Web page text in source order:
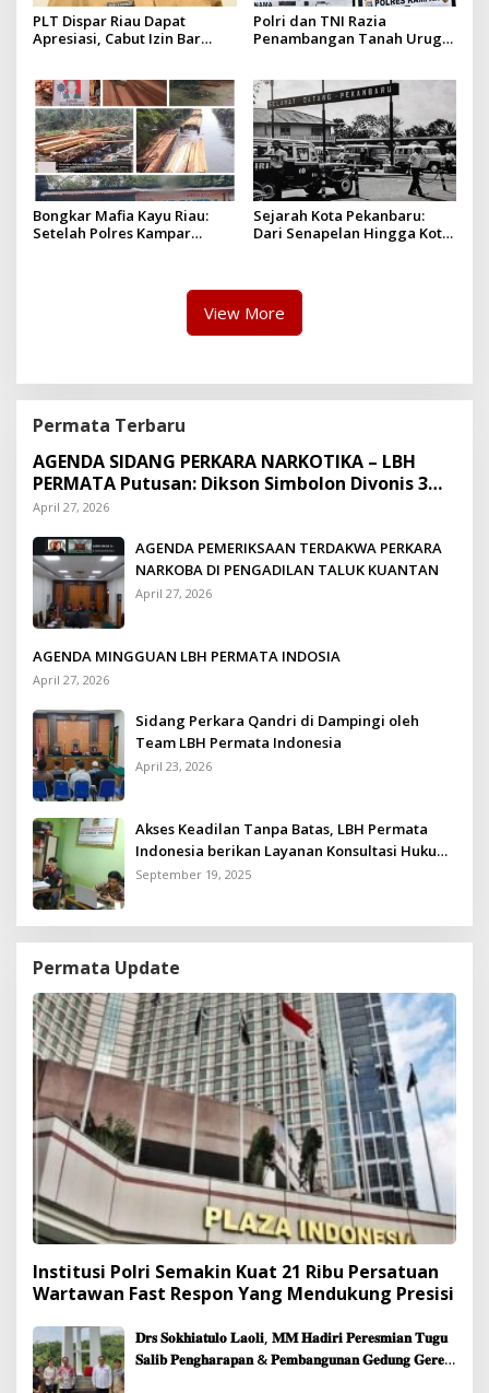
PLT Dispar Riau Dapat
Apresiasi, Cabut Izin Bar
Polri dan TNI Razia
Penambangan Tanah Urug,
Bongkar Mafia Kayu Riau:
Setelah Polres Kampar
Hapus Berita Kian Menguat
Sejarah Kota Pekanbaru:
Dari Senapelan Hingga Kota
View More
Permata Terbaru
AGENDA SIDANG PERKARA NARKOTIKA – LBH
PERMATA Putusan: Dikson Simbolon Divonis 3
Tahun Penjara
April 27, 2026
AGENDA PEMERIKSAAN TERDAKWA PERKARA
NARKOBA DI PENGADILAN TALUK KUANTAN
April 27, 2026
AGENDA MINGGUAN LBH PERMATA INDOSIA
April 27, 2026
Sidang Perkara Qandri di Dampingi oleh
Team LBH Permata Indonesia
April 23, 2026
Akses Keadilan Tanpa Batas, LBH Permata
Indonesia berikan Layanan Konsultasi Hukum
Gratis untuk Kurang Mampu
September 19, 2025
Permata Update
Institusi Polri Semakin Kuat 21 Ribu Persatuan
Wartawan Fast Respon Yang Mendukung Presisi
𝐃𝐫𝐬 𝐒𝐨𝐤𝐡𝐢𝐚𝐭𝐮𝐥𝐨 𝐋𝐚𝐨𝐥𝐢, 𝐌𝐌 𝐇𝐚𝐝𝐢𝐫𝐢 𝐏𝐞𝐫𝐞𝐬𝐦𝐢𝐚𝐧 𝐓𝐮𝐠𝐮
𝐒𝐚𝐥𝐢𝐛 𝐏𝐞𝐧𝐠𝐡𝐚𝐫𝐚𝐩𝐚𝐧 & 𝐏𝐞𝐦𝐛𝐚𝐧𝐠𝐮𝐧𝐚𝐧 𝐆𝐞𝐝𝐮𝐧𝐠 𝐆𝐞𝐫𝐞𝐣𝐚